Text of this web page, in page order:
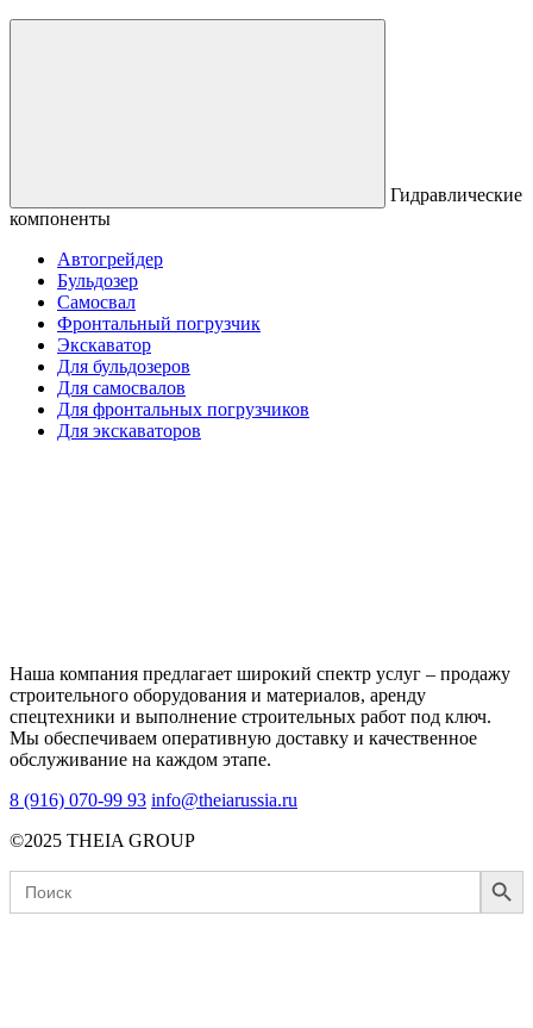
Гидравлические
компоненты
Автогрейдер
Бульдозер
Самосвал
Фронтальный погрузчик
Экскаватор
Для бульдозеров
Для самосвалов
Для фронтальных погрузчиков
Для экскаваторов
Наша компания предлагает широкий спектр услуг – продажу
строительного оборудования и материалов, аренду
спецтехники и выполнение строительных работ под ключ.
Мы обеспечиваем оперативную доставку и качественное
обслуживание на каждом этапе.
8 (916) 070-99 93 info@theiarussia.ru
©2025 THEIA GROUP
Search
for:
Search Button